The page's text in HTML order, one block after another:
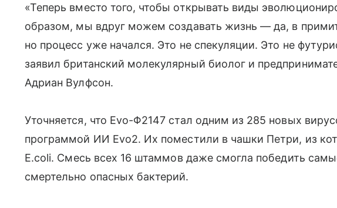
«Теперь вместо того, чтобы открывать виды
образом, мы вдруг можем создавать жизнь — да, в
но процесс уже начался. Это не спекуляции. Это не
заявил британский молекулярный биолог и
Адриан Вулфсон.
Уточняется, что Evo-Φ2147 стал одним из 285 новых
программой ИИ Evo2. Их поместили в чашки Петри, из
E.coli. Смесь всех 16 штаммов даже смогла победить
смертельно опасных бактерий.